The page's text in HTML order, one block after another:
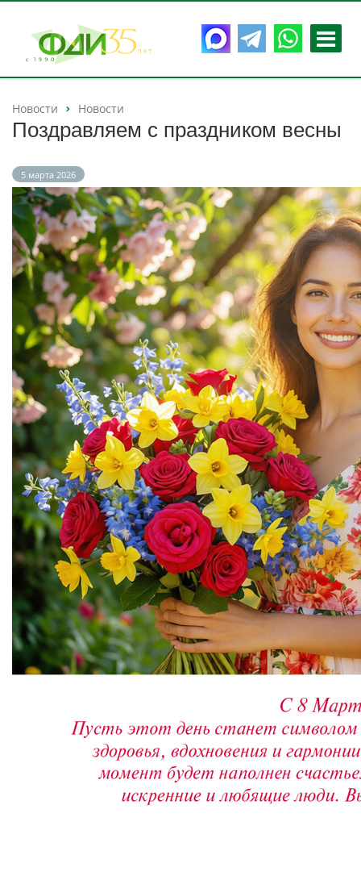
Новости Новости
Поздравляем с праздником весны
5 марта 2026